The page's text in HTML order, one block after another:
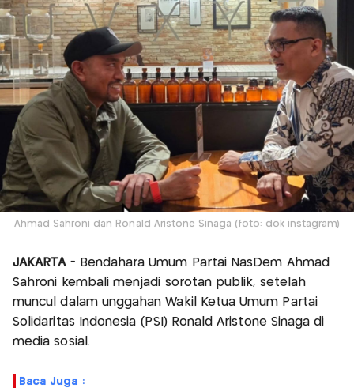
Ahmad Sahroni dan Ronald Aristone Sinaga (foto: dok instagram)
JAKARTA- Bendahara Umum Partai NasDem Ahmad
Sahroni kembali menjadi sorotan publik, setelah
muncul dalam unggahan Wakil Ketua Umum Partai
Solidaritas Indonesia (PSI) Ronald Aristone Sinaga di
media sosial.
Baca Juga :